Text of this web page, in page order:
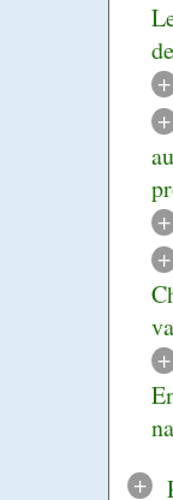
+
+
+
+
+
+